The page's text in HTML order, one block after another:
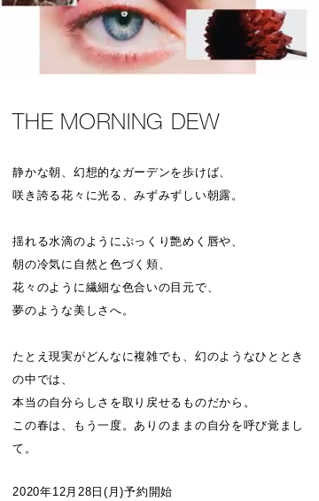
THE MORNING DEW
静かな朝、幻想的なガーデンを歩けば、
咲き誇る花々に光る、みずみずしい朝露。
揺れる水滴のようにぷっくり艶めく唇や、
朝の冷気に自然と色づく頬、
花々のように繊細な色合いの目元で、
夢のような美しさへ。
たとえ現実がどんなに複雑でも、幻のようなひととき
の中では、
本当の自分らしさを取り戻せるものだから。
この春は、もう一度。ありのままの自分を呼び覚まし
て。
2020年12月28日(月)予約開始